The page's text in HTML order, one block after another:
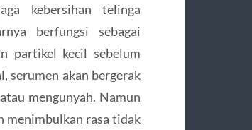
kebersihan telinga
berfungsi sebagai
partikel kecil sebelum
serumen akan bergerak
mengunyah. Namun
menimbulkan rasa tidak